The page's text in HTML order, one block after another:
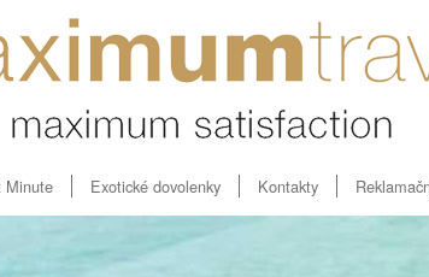
Minute Exotické dovolenky Kontakty